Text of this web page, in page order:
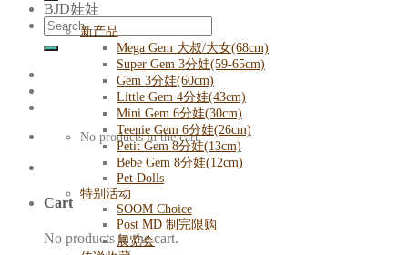
Search
for:
No products in the cart.
Cart
No products in the cart.
BJD娃娃
新产品
Mega Gem 大叔/大女(68cm)
Super Gem 3分娃(59-65cm)
Gem 3分娃(60cm)
Little Gem 4分娃(43cm)
Mini Gem 6分娃(30cm)
Teenie Gem 6分娃(26cm)
Petit Gem 8分娃(13cm)
Bebe Gem 8分娃(12cm)
Pet Dolls
特别活动
SOOM Choice
Post MD 制完限购
展览会